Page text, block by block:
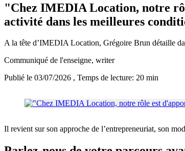
"Chez IMEDIA Location, notre
activité dans les meilleures
A la tête d’IMEDIA Location, Grégoire Brun détaille
Communiqué de l'enseigne, writer
Publié le 03/07/2026 , Temps de lecture: 20 min
Il revient sur son approche de l’entrepreneuriat, son